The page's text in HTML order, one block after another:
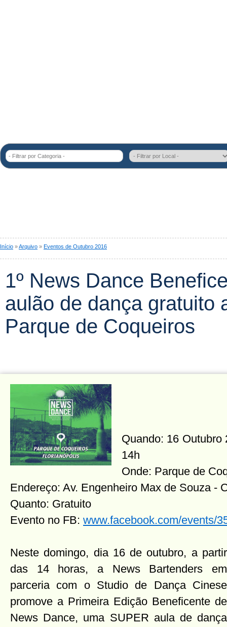
- Filtrar por Categoria -
Início »Arquivo » Eventos de Outubro 2016
1º News Dance
aulão de dança gratuito
Parque de Coqueiros
Quando: 16 Outubro
14h
Onde: Parque de
Endereço: Av. Engenheiro Max de Souza -
Quanto: Gratuito
Evento no FB: www.facebook.com/events/
Neste domingo, dia 16 de outubro, a partir
das 14 horas, a News Bartenders em
parceria com o Studio de Dança Cinese
promove a Primeira Edição Beneficente de
News Dance, uma SUPER aula de dança